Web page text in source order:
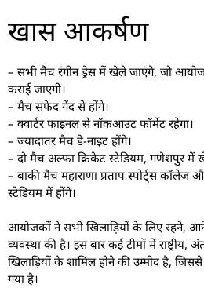
खास आकर्षण
– सभी मैच रंगीन ड्रेस में खेले जाएंगे, जो
कराई जाएगी।
– मैच सफेद गेंद से होंगे।
– क्वार्टर फाइनल से नॉकआउट फॉर्मेट रहेगा।
– ज्यादातर मैच डे-नाइट होंगे।
– दो मैच अल्फा क्रिकेट स्टेडियम, गणेशपुर में
– बाकी मैच महाराणा प्रताप स्पोर्ट्स कॉलेज और
स्टेडियम में होंगे।
आयोजकों ने सभी खिलाड़ियों के लिए रहने,
व्यवस्था की है। इस बार कई टीमों में राष्ट्रीय,
खिलाड़ियों के शामिल होने की उम्मीद है,
गया है।